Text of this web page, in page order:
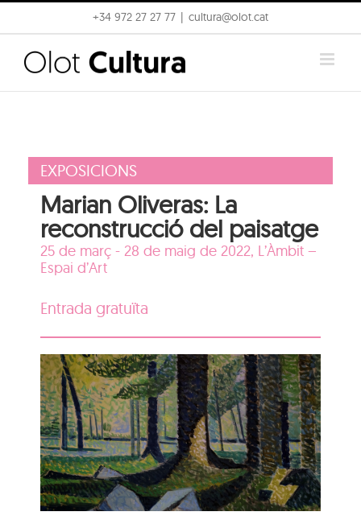
to
content
+34 972 27 27 77 cultura@olot.cat
EXPOSICIONS
Marian Oliveras: La
reconstrucció del paisatge
25 de març - 28 de maig de 2022, L’Àmbit –
Espai d’Art
Entrada gratuïta